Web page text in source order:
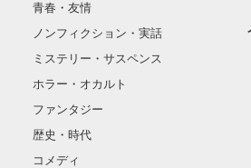
青春・友情
ノンフィクション・実話
ミステリー・サスペンス
ホラー・オカルト
ファンタジー
歴史・時代
コメディ